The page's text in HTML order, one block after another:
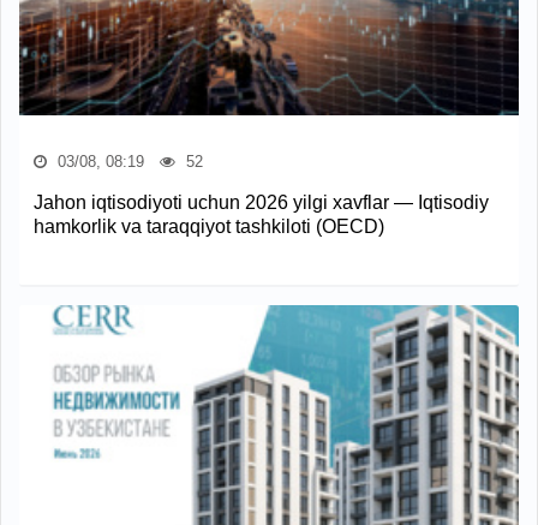
03/08, 08:19 52
Jahon iqtisodiyoti uchun 2026 yilgi xavflar — Iqtisodiy
hamkorlik va taraqqiyot tashkiloti (OECD)